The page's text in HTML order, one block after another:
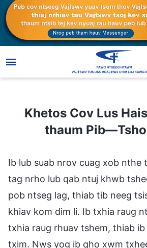
Khetos Cov Lus Hais nyob rau thaum
Khetos Cov Lus
thaum
Ib lub suab nrov cuag xob nthe
tag nrho lub qab ntuj khwb
pob ntseg lag, thiab tib neeg
khiav kom dim li. Ib txhia raug
txhia raug rhuav tshem, thiab
txim. Nws yog ib qho xwm